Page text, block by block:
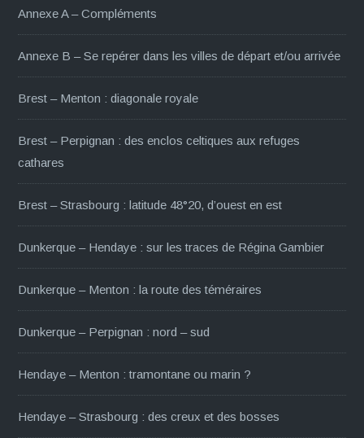
Annexe A – Compléments
Annexe B – Se repérer dans les villes de départ et/ou arrivée
Brest – Menton : diagonale royale
Brest – Perpignan : des enclos celtiques aux refuges
cathares
Brest – Strasbourg : latitude 48°20, d’ouest en est
Dunkerque – Hendaye : sur les traces de Régina Gambier
Dunkerque – Menton : la route des téméraires
Dunkerque – Perpignan : nord – sud
Hendaye – Menton : tramontane ou marin ?
Hendaye – Strasbourg : des creux et des bosses